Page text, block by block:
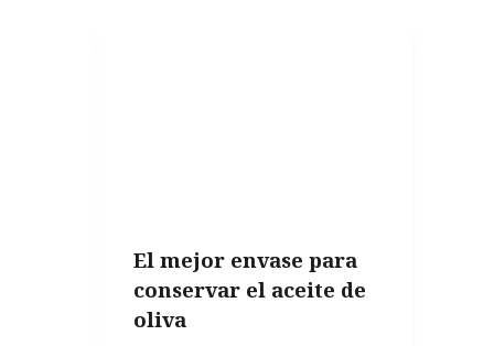
El mejor envase para
conservar el aceite de
oliva